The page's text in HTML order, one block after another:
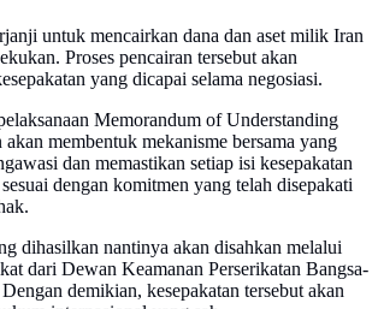
untuk mencairkan dana dan aset milik Iran
Proses pencairan tersebut akan
yang dicapai selama negosiasi.
Memorandum of Understanding
membentuk mekanisme bersama yang
dan memastikan setiap isi kesepakatan
dengan komitmen yang telah disepakati
dihasilkan nantinya akan disahkan melalui
dari Dewan Keamanan Perserikatan Bangsa-
demikian, kesepakatan tersebut akan